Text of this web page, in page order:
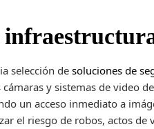
selección desoluciones de
cámaras y sistemas de
un acceso inmediato a
el riesgo de robos, actos